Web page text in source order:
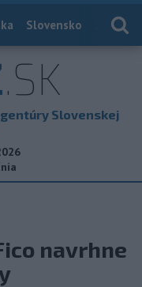
Slovensko
.SK
Slovenskej
navrhne